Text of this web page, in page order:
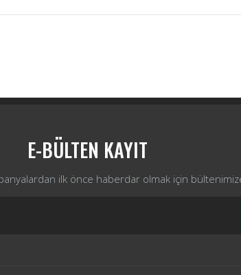
E-BÜLTEN KAYIT
ilk önce haberdar olmak için